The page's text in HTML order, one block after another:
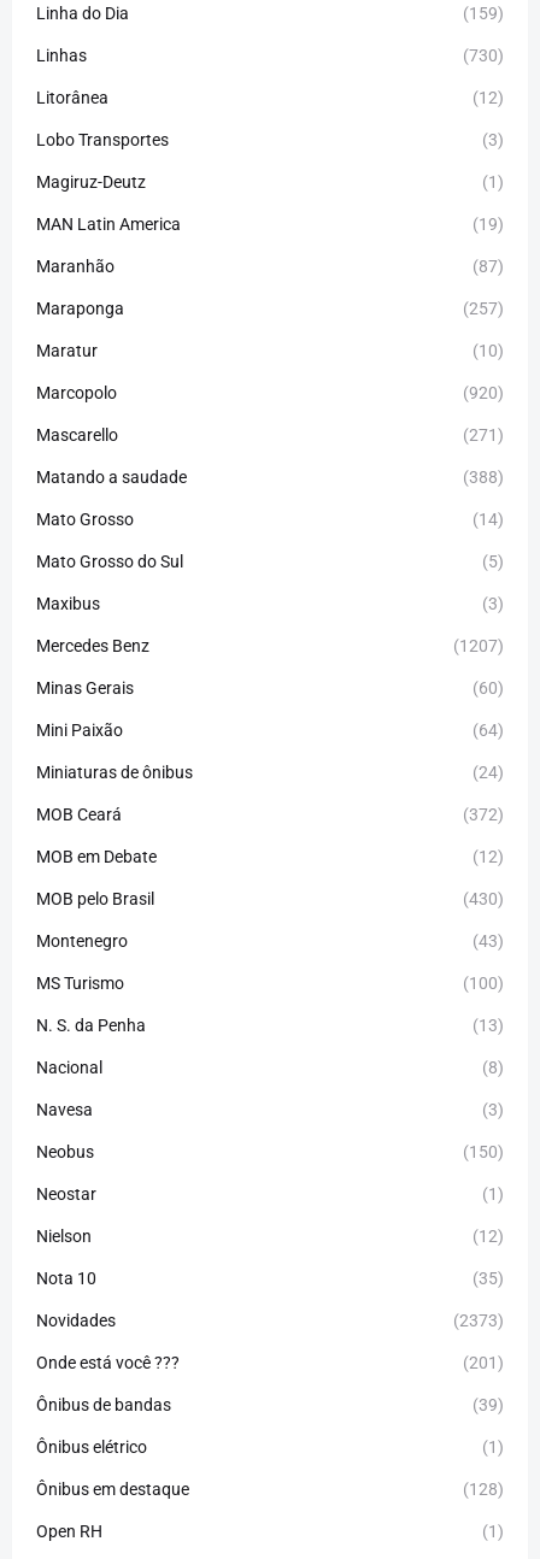
Linha do Dia (159)
Linhas (730)
Litorânea (12)
Lobo Transportes (3)
Magiruz-Deutz (1)
MAN Latin America (19)
Maranhão (87)
Maraponga (257)
Maratur (10)
Marcopolo (920)
Mascarello (271)
Matando a saudade (388)
Mato Grosso (14)
Mato Grosso do Sul (5)
Maxibus (3)
Mercedes Benz (1207)
Minas Gerais (60)
Mini Paixão (64)
Miniaturas de ônibus (24)
MOB Ceará (372)
MOB em Debate (12)
MOB pelo Brasil (430)
Montenegro (43)
MS Turismo (100)
N. S. da Penha (13)
Nacional (8)
Navesa (3)
Neobus (150)
Neostar (1)
Nielson (12)
Nota 10 (35)
Novidades (2373)
Onde está você ??? (201)
Ônibus de bandas (39)
Ônibus elétrico (1)
Ônibus em destaque (128)
Open RH (1)